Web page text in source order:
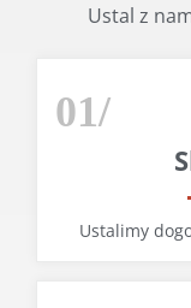
Ustal z
01/
Ustalimy